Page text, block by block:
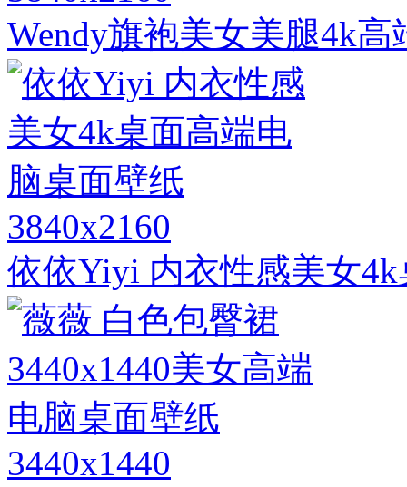
Wendy旗袍美女美腿4k
3840x2160
依依Yiyi 内衣性感美女
3440x1440